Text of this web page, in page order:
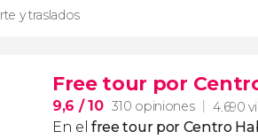
y traslados
Free tour por
9,6 / 10 310 opiniones 4.690
En el free tour por Centro